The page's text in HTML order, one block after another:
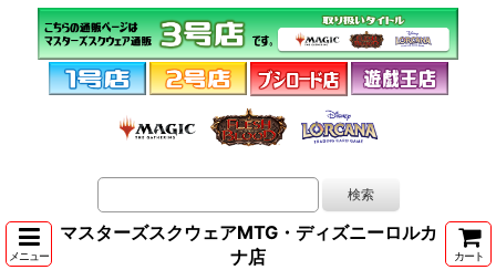
メニュー
マスターズスクウェアMTG・ディズニーロルカ
ナ店
カート